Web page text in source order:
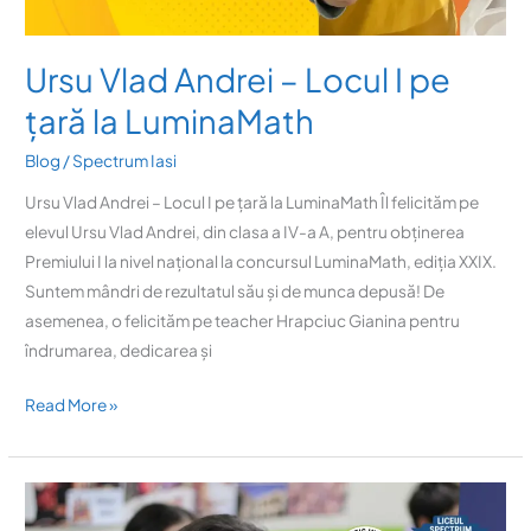
Ursu Vlad Andrei – Locul I pe
țară la LuminaMath
Blog /Spectrum Iasi
Ursu Vlad Andrei – Locul I pe țară la LuminaMath Îl felicităm pe
elevul Ursu Vlad Andrei, din clasa a IV-a A, pentru obținerea
Premiului I la nivel național la concursul LuminaMath, ediția XXIX.
Suntem mândri de rezultatul său și de munca depusă! De
asemenea, o felicităm pe teacher Hrapciuc Gianina pentru
îndrumarea, dedicarea și
Read More »
Start
înscrieri